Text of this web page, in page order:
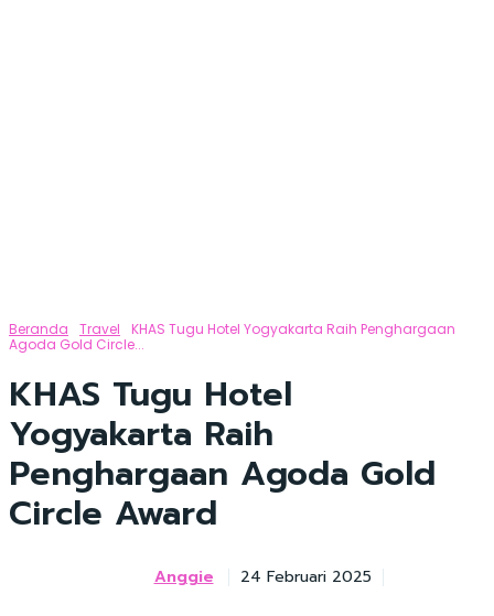
Beranda Travel
KHAS Tugu Hotel Yogyakarta Raih Penghargaan
Agoda Gold Circle...
KHAS Tugu Hotel
Yogyakarta Raih
Penghargaan Agoda Gold
Circle Award
Anggie 24 Februari 2025